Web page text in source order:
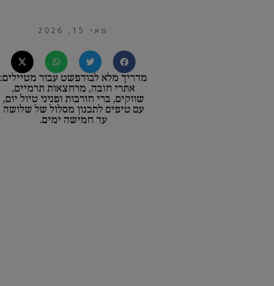
מאי 15, 2026
מדריך מלא לבודפשט עבור מטיילים:
אתרי חובה, מרחצאות תרמיים,
שווקים, ברי חורבות ופניני טיול יום,
עם טיפים לתכנון מסלול של שלושה
עד חמישה ימים.